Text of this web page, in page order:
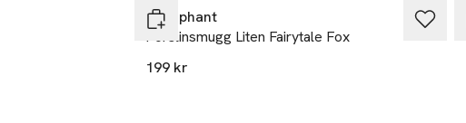
Littlephant
Porslinsmugg Liten Fairytale Fox
199 kr